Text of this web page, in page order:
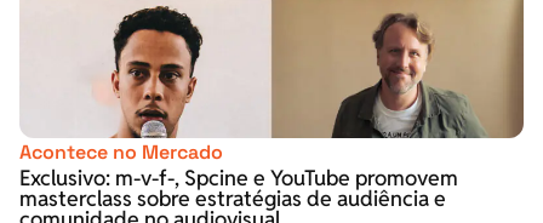
Acontece no Mercado
Exclusivo: m-v-f-, Spcine e YouTube promovem
masterclass sobre estratégias de audiência e